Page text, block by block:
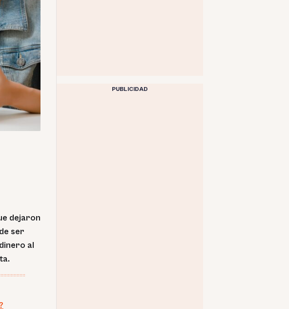
dejaron
ser
al
PUBLICIDAD